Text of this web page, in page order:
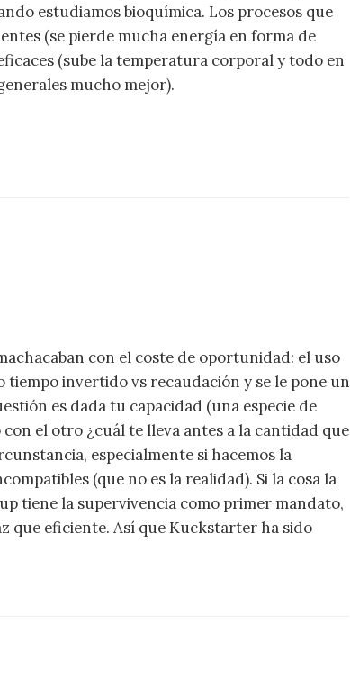
estudiamos bioquímica. Los procesos que
(se pierde mucha energía en forma de
(sube la temperatura corporal y todo en
mucho mejor).
con el coste de oportunidad: el uso
tiempo invertido vs recaudación y se le pone un
es dada tu capacidad (una especie de
el otro ¿cuál te lleva antes a la cantidad que
especialmente si hacemos la
(que no es la realidad). Si la cosa la
tiene la supervivencia como primer mandato,
que eficiente. Así que Kuckstarter ha sido